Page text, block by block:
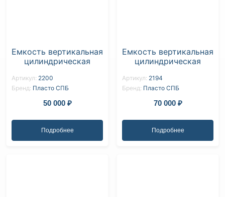
Емкость вертикальная
цилиндрическая
Артикул: 2200
Бренд: Пласто СПБ
50 000₽
Подробнее
Емкость вертикальная
цилиндрическая
Артикул: 2194
Бренд: Пласто СПБ
70 000₽
Подробнее